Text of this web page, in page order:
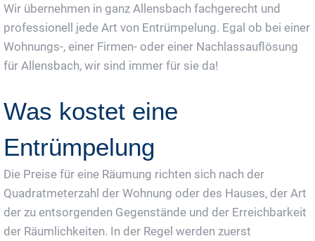
Wir übernehmen in ganz Allensbach fachgerecht und
professionell jede Art von Entrümpelung. Egal ob bei einer
Wohnungs-, einer Firmen- oder einer Nachlassauflösung
für Allensbach, wir sind immer für sie da!
Was kostet eine
Entrümpelung
Die Preise für eine Räumung richten sich nach der
Quadratmeterzahl der Wohnung oder des Hauses, der Art
der zu entsorgenden Gegenstände und der Erreichbarkeit
der Räumlichkeiten. In der Regel werden zuerst